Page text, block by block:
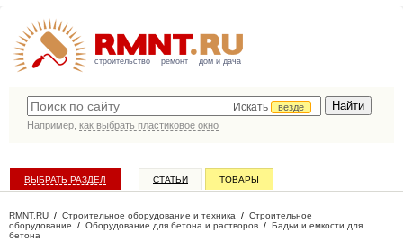
строительство ремонт дом и дача
Искать
везде
Например, как выбрать пластиковое окно
ВЫБРАТЬ РАЗДЕЛ СТАТЬИ ТОВАРЫ
RMNT.RU / Строительное оборудование и техника / Строительное
оборудование / Оборудование для бетона и растворов / Бадьи и емкости для
бетона